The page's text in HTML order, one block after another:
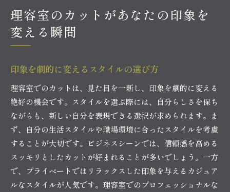
理容室のカットがあなたの印象を
変える瞬間
印象を劇的に変えるスタイルの選び方
理容室でのカットは、見た目を一新し、印象を劇的に変える
絶好の機会です。スタイルを選ぶ際には、自分らしさを保ち
ながらも、新しい自分を表現できる選択が求められます。ま
ず、自分の生活スタイルや職場環境に合ったスタイルを考慮
することが大切です。ビジネスシーンでは、信頼感を高める
スッキリとしたカットが好まれることが多いでしょう。一方
で、プライベートではリラックスした印象を与えるカジュア
ルなスタイルが人気です。理容室でのプロフェッショナルな